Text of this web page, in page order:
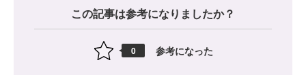
この記事は参考になりましたか？
0 参考になった